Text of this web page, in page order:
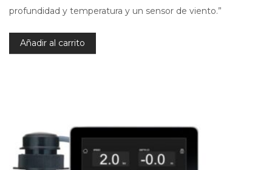
profundidad y temperatura y un sensor de viento.”
Añadir al carrito